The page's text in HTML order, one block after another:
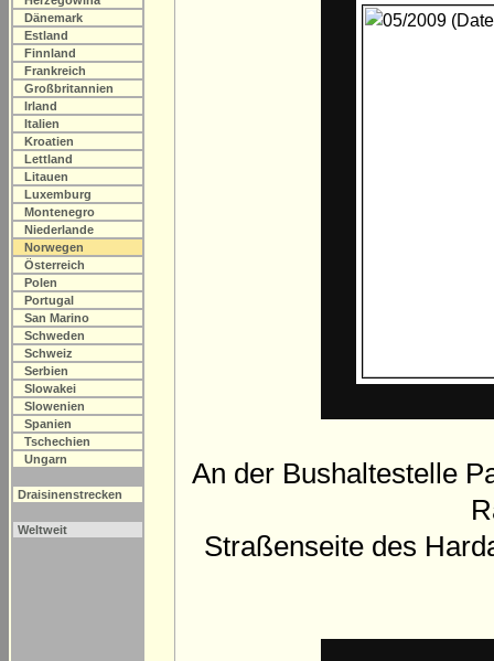
Dänemark
Estland
Finnland
Frankreich
Großbritannien
Irland
Italien
Kroatien
Lettland
Litauen
Luxemburg
Montenegro
Niederlande
Norwegen
Österreich
Polen
Portugal
San Marino
Schweden
Schweiz
Serbien
Slowakei
Slowenien
Spanien
Tschechien
Ungarn
Draisinenstrecken
Weltweit
An der Bushaltestelle
Straßenseite des